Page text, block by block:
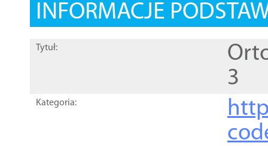
INFORMACJE
Tytuł:
3
Kategoria: